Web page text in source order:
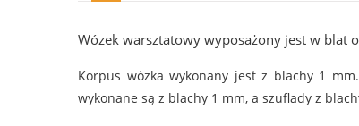
Wózek warsztatowy wyposażony jest w blat
Korpus wózka wykonany jest z blachy 1
wykonane są z blachy 1 mm, a szuflady z